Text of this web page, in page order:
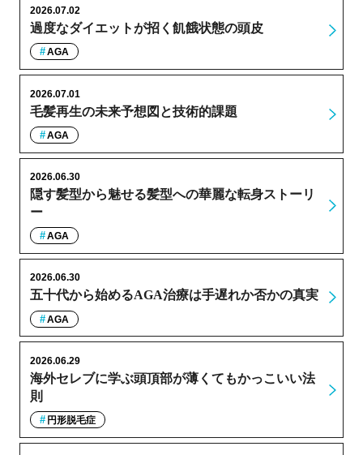
過度なダイエットが招く飢餓状態の頭皮
2026.07.02
AGA
毛髪再生の未来予想図と技術的課題
2026.07.01
AGA
隠す髪型から魅せる髪型への華麗な転身ストーリ
ー
2026.06.30
AGA
五十代から始めるAGA治療は手遅れか否かの真実
2026.06.30
AGA
海外セレブに学ぶ頭頂部が薄くてもかっこいい法
則
2026.06.29
円形脱毛症